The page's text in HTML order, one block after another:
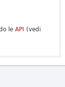
le API (vedi